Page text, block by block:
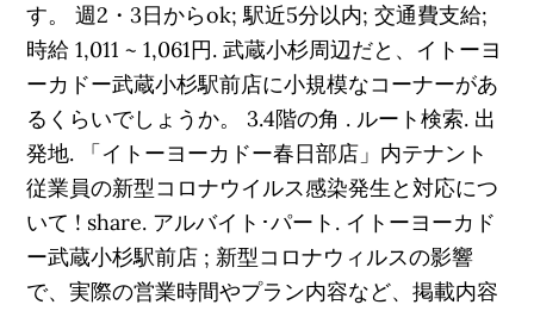
す。 週2・3日からok; 駅近5分以内; 交通費支給;
時給 1,011 ~ 1,061円. 武蔵小杉周辺だと、イトーヨ
ーカドー武蔵小杉駅前店に小規模なコーナーがあ
るくらいでしょうか。 3.4階の角 . ルート検索. 出
発地. 「イトーヨーカドー春日部店」内テナント
従業員の新型コロナウイルス感染発生と対応につ
いて ! share. アルバイト･パート. イトーヨーカド
ー武蔵小杉駅前店 ; 新型コロナウィルスの影響
で、実際の営業時間やプラン内容など、掲載内容